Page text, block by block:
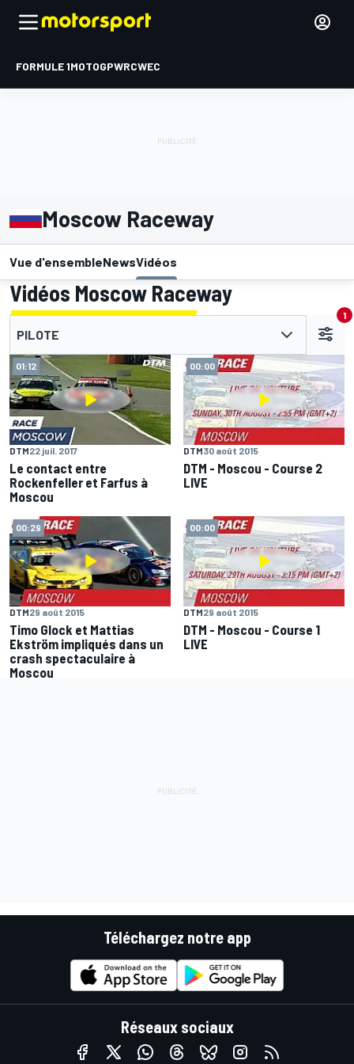
FORMULE 1MOTOGPWRCWEC
Moscow Raceway
Vue d'ensembleNewsVidéos
Vidéos Moscow Raceway
PILOTE
1
01:12
DTM22 juil. 2017
Le contact entre
Rockenfeller et Farfus à
Moscou
00:00
DTM30 août 2015
DTM - Moscou - Course 2
LIVE
00:29
DTM29 août 2015
Timo Glock et Mattias
Ekström impliqués dans un
crash spectaculaire à
Moscou
00:00
DTM29 août 2015
DTM - Moscou - Course 1
LIVE
Téléchargez notre app
Réseaux sociaux